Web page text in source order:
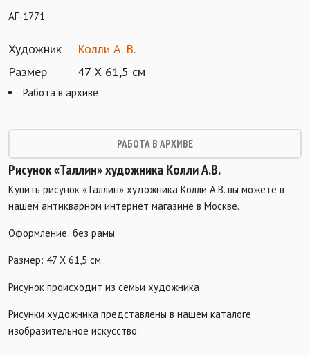
АГ-1771
Художник
Колли А. В.
Размер
47 Х 61,5 см
Работа в архиве
РАБОТА В АРХИВЕ
Рисунок «Таллин» художника Колли А.В.
Купить рисунок «Таллин» художника Колли А.В. вы можете в
нашем антикварном интернет магазине в Москве.
Оформление: без рамы
Размер: 47 Х 61,5 см
Рисунок происходит из семьи художника
Рисунки художника представлены в нашем каталоге
изобразительное искусство.